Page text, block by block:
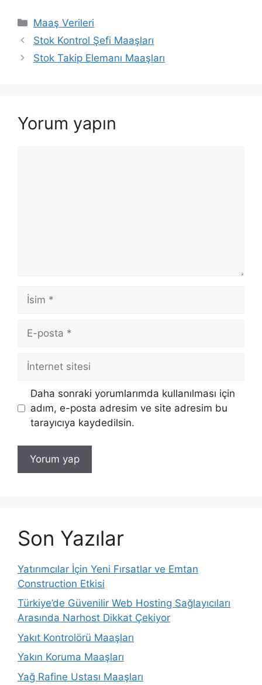
Kategoriler
Maaş Verileri
Stok Kontrol Şefi Maaşları
Stok Takip Elemanı Maaşları
Yorum yapın
İsim
posta
İnternet
Daha sonraki yorumlarımda kullanılması için
adım, e-posta adresim ve site adresim bu
tarayıcıya kaydedilsin.
Son Yazılar
Yatırımcılar İçin Yeni Fırsatlar ve Emtan
Construction Etkisi
Türkiye’de Güvenilir Web Hosting Sağlayıcıları
Arasında Narhost Dikkat Çekiyor
Yakıt Kontrolörü Maaşları
Yakın Koruma Maaşları
Yağ Rafine Ustası Maaşları